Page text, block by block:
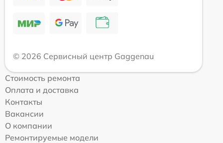
© 2026 Сервисный центр Gaggenau
Стоимость ремонта
Оплата и доставка
Контакты
Вакансии
О компании
Ремонтируемые модели